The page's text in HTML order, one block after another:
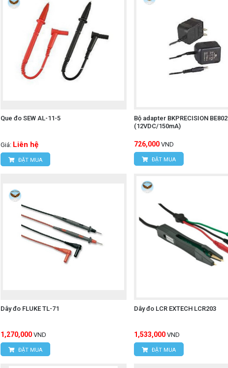
Que đo SEW AL-11-5
Giá: Liên hệ
ĐẶT MUA
Bộ adapter BKPRECISION BE802
(12VDC/150mA)
726,000 VND
ĐẶT MUA
Dây đo FLUKE TL-71
1,270,000 VND
ĐẶT MUA
Dây đo LCR EXTECH LCR203
1,533,000 VND
ĐẶT MUA